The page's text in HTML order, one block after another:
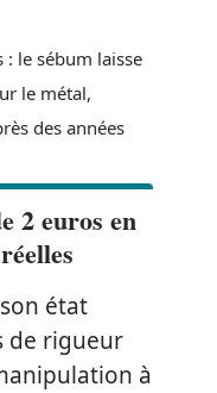
: le sébum laisse
le métal,
des années
2 euros en
état
de rigueur
à